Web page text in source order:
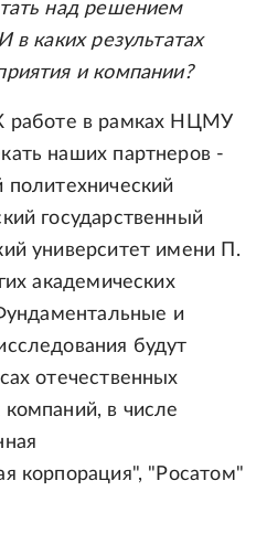
над решением
в каких результатах
и компании?
работе в рамках НЦМУ
наших партнеров -
государственный
университет имени П.
академических
и
будут
отечественных
в числе
корпорация", "Росатом"